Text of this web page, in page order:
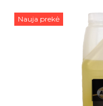
Nauja prekė